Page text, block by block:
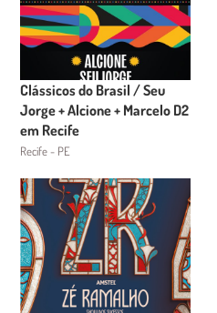
Clássicos do Brasil / Seu
Jorge + Alcione + Marcelo D2
em Recife
Recife - PE